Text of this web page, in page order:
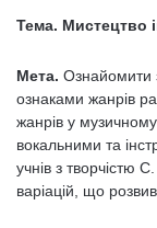
Тема. Мистецтво
Мета. Ознайомити
ознаками жанрів
жанрів у
вокальними та
учнів з творчістю
варіацій, що